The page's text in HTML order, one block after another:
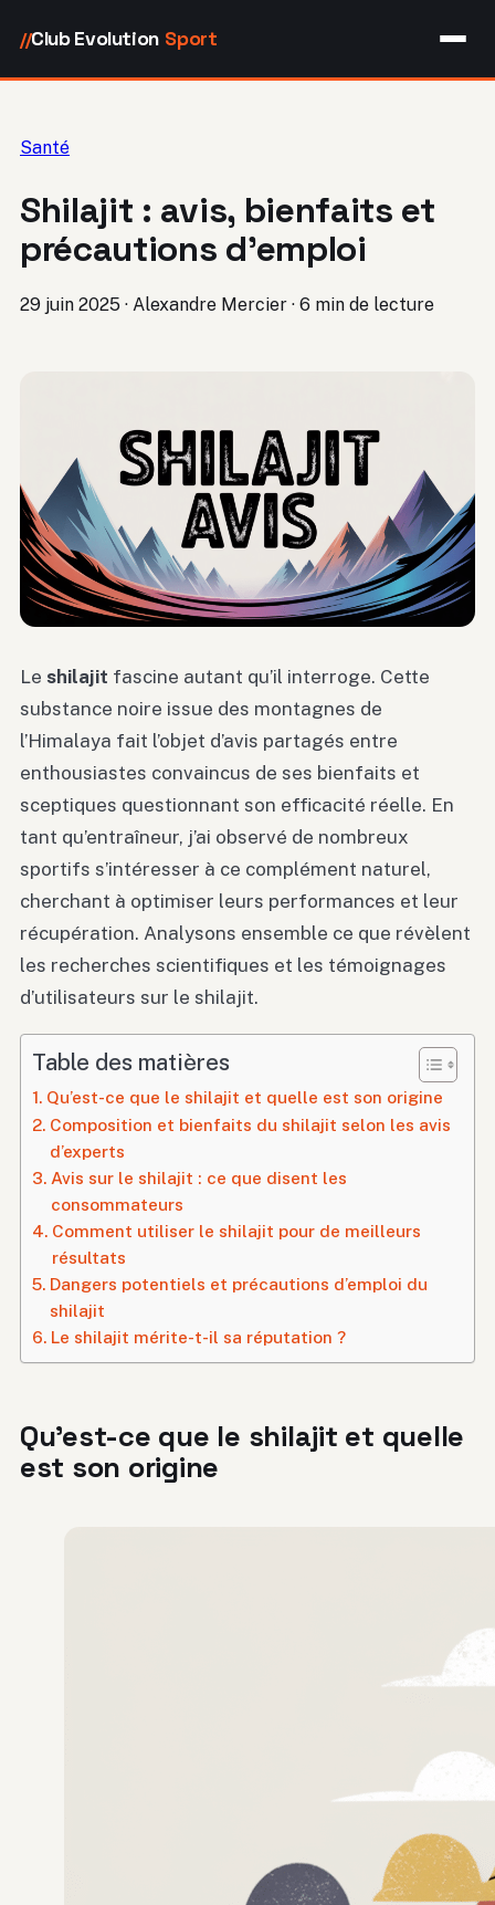
//Club Evolution Sport
Santé
Shilajit : avis, bienfaits et
précautions d’emploi
29 juin 2025 · Alexandre Mercier · 6 min de lecture
Le shilajit fascine autant qu’il interroge. Cette
substance noire issue des montagnes de
l’Himalaya fait l’objet d’avis partagés entre
enthousiastes convaincus de ses bienfaits et
sceptiques questionnant son efficacité réelle. En
tant qu’entraîneur, j’ai observé de nombreux
sportifs s’intéresser à ce complément naturel,
cherchant à optimiser leurs performances et leur
récupération. Analysons ensemble ce que révèlent
les recherches scientifiques et les témoignages
d’utilisateurs sur le shilajit.
Table des matières
Qu’est-ce que le shilajit et quelle est son origine
Composition et bienfaits du shilajit selon les avis
d’experts
Avis sur le shilajit : ce que disent les
consommateurs
Comment utiliser le shilajit pour de meilleurs
résultats
Dangers potentiels et précautions d’emploi du
shilajit
Le shilajit mérite-t-il sa réputation ?
Qu’est-ce que le shilajit et quelle
est son origine